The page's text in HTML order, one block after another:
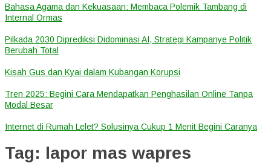
Bahasa Agama dan Kekuasaan: Membaca Polemik Tambang di
Internal Ormas
Pilkada 2030 Diprediksi Didominasi AI, Strategi Kampanye Politik
Berubah Total
Kisah Gus dan Kyai dalam Kubangan Korupsi
Tren 2025: Begini Cara Mendapatkan Penghasilan Online Tanpa
Modal Besar
Internet di Rumah Lelet? Solusinya Cukup 1 Menit Begini Caranya
Tag: lapor mas wapres